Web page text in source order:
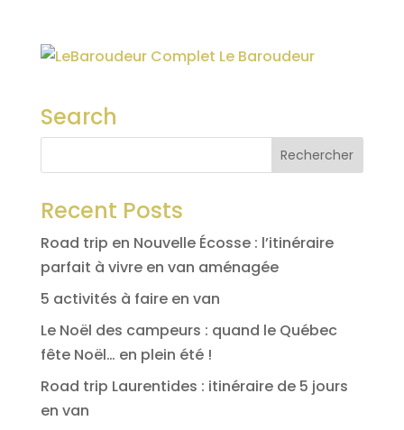
Search
Recent Posts
Road trip en Nouvelle Écosse : l’itinéraire
parfait à vivre en van aménagée
5 activités à faire en van
Le Noël des campeurs : quand le Québec
fête Noël… en plein été !
Road trip Laurentides : itinéraire de 5 jours
en van